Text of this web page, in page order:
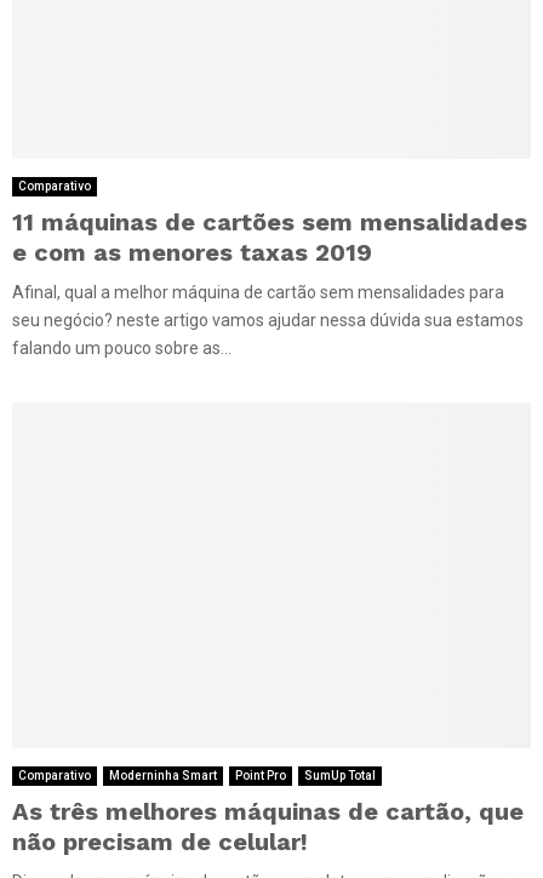
Comparativo
11 máquinas de cartões sem mensalidades
e com as menores taxas 2019
Afinal, qual a melhor máquina de cartão sem mensalidades para
seu negócio? neste artigo vamos ajudar nessa dúvida sua estamos
falando um pouco sobre as...
Comparativo Moderninha Smart Point Pro SumUp Total
As três melhores máquinas de cartão, que
não precisam de celular!